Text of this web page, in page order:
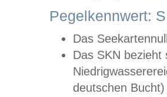
Pegelkennwert:
Das
Das SKN
deutschen